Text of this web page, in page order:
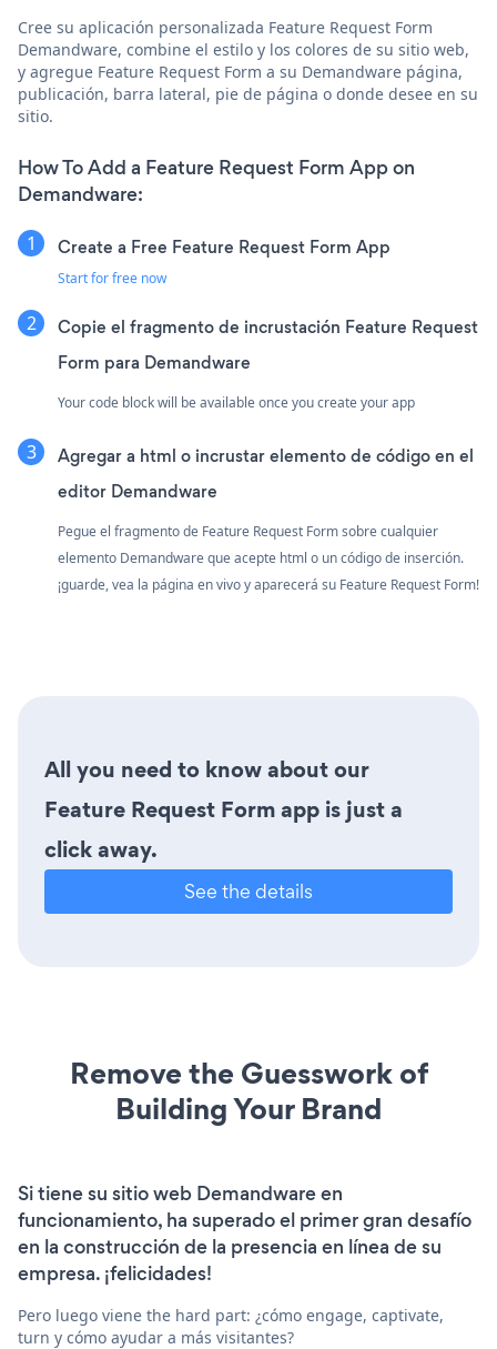
Cree su aplicación personalizada Feature Request Form
Demandware, combine el estilo y los colores de su sitio web,
y agregue Feature Request Form a su Demandware página,
publicación, barra lateral, pie de página o donde desee en su
sitio.
How To Add a Feature Request Form App on
Demandware:
Create a Free Feature Request Form App
Start for free now
Copie el fragmento de incrustación Feature Request
Form para Demandware
Your code block will be available once you create your app
Agregar a html o incrustar elemento de código en el
editor Demandware
Pegue el fragmento de Feature Request Form sobre cualquier
elemento Demandware que acepte html o un código de inserción.
¡guarde, vea la página en vivo y aparecerá su Feature Request Form!
All you need to know about our
Feature Request Form app is just a
click away.
See the details
Remove the Guesswork of
Building Your Brand
Si tiene su sitio web Demandware en
funcionamiento, ha superado el primer gran desafío
en la construcción de la presencia en línea de su
empresa. ¡felicidades!
Pero luego viene the hard part: ¿cómo engage, captivate,
turn y cómo ayudar a más visitantes?